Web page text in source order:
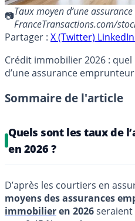
Taux moyen d’une
FranceTransactions.com/
Partager : X (Twitter) LinkedIn
Crédit immobilier 2026 :
d’une assurance emprunteur
Sommaire de l'article
Quels sont les taux de
en 2026 ?
D’après les courtiers en
moyens des assurances
immobilieren 2026seraient